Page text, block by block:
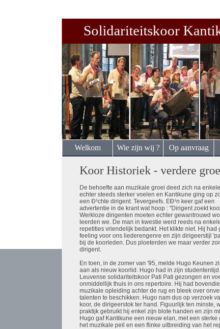
Solidariteitskoor
Welkom Wie zijn wij ? Op aanvraag
Koor Historiek - verdere
De behoefte aan muzikale groei deed zich na
echter steeds sterker voelen en Kantikune ging op
een Ð¹chte dirigent. Tevergeefs. EÐ¹n keer gaf een
advertentie in de krant wat hoop : "Dirigent zoekt
Werkloze dirigenten moeten echter gewantrouwd
leerden we. De man in kwestie werd reeds na
repetities vriendelijk bedankt. Het klikte niet. Hij had
feeling voor ons liederengenre en zijn dirigeerstijl
bij de koorleden. Dus ploeterden we maar verder
dirigent.
En toen, in de zomer van '95, melde Hugo Keunen
aan als nieuw koorlid. Hugo had in zijn
Leuvense solidariteitskoor Pati Pati gezongen en
onmiddellijk thuis in ons repertoire. Hij had
muzikale opleiding achter de rug en bleek over
talenten te beschikken. Hugo nam dus op verzoek
koor, de dirigeerstok ter hand. Figuurlijk ten minste,
praktijk gebruikt hij enkel zijn blote handen en zijn
Hugo gaf Kantikune een nieuw elan, met een sterke
het muzikale peil en een flinke uitbreiding van het